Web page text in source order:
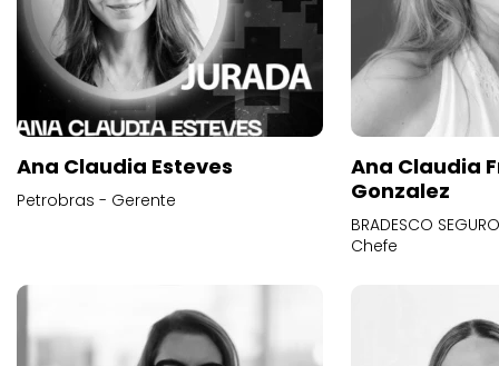
Ana Claudia Esteves
Petrobras - Gerente
Ana Claudia
Gonzalez
BRADESCO
Chefe